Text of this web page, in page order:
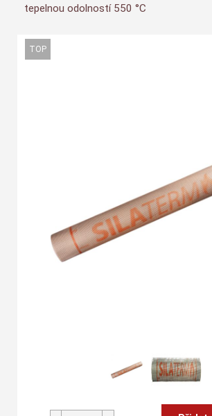
tepelnou odolností 550 °C